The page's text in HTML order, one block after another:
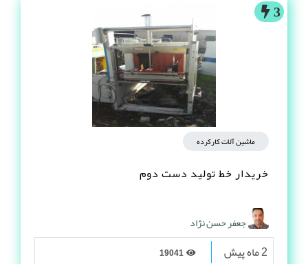
3
ماشین آلات کارکرده
خریدار خط تولید دست دوم
جعفر حسن نژاد
2 ماه پیش